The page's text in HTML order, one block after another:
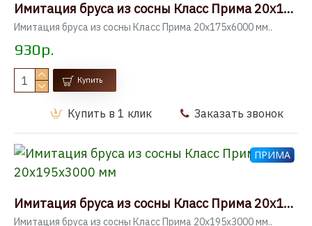
Имитация бруса из сосны Класс Прима 20x175x6000 мм
Имитация бруса из сосны Класс Прима 20x175x6000 мм..
930р.
Купить
Купить в 1 клик Заказать звонок
ПРИМА
Имитация бруса из сосны Класс Прима 20x195x3000 мм
Имитация бруса из сосны Класс Прима 20x195x3000 мм..